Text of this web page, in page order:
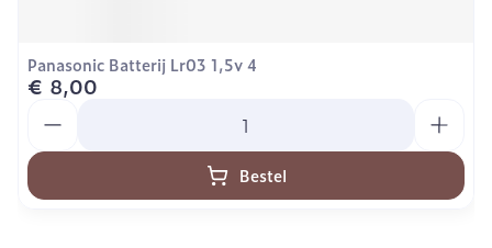
Panasonic Batterij Lr03 1,5v 4
€ 8,00
Bestel